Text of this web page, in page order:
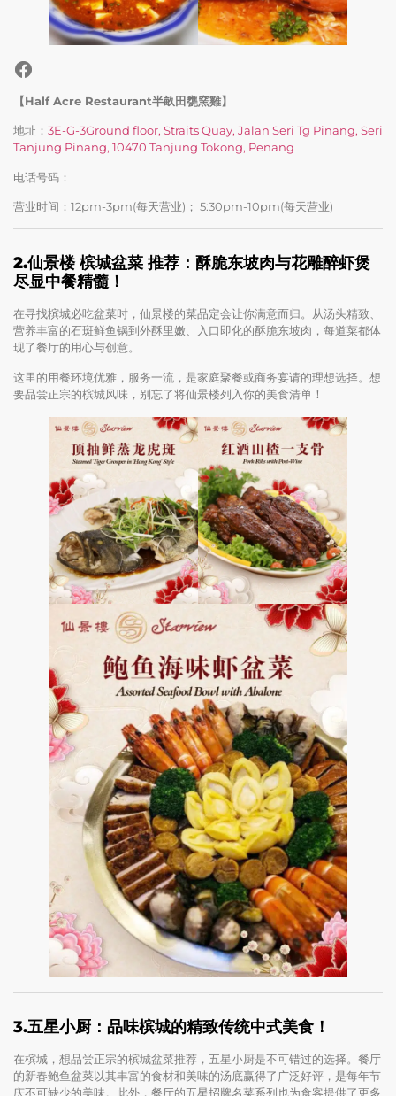
【Half Acre Restaurant半畝田甕窯雞】
地址： 3E-G-3Ground floor, Straits Quay, Jalan Seri Tg Pinang, Seri
Tanjung Pinang, 10470 Tanjung Tokong, Penang
电话号码：
营业时间：12pm-3pm(每天营业)； 5:30pm-10pm(每天营业)
2.仙景楼 槟城盆菜 推荐：酥脆东坡肉与花雕醉虾煲
尽显中餐精髓！
在寻找槟城必吃盆菜时，仙景楼的菜品定会让你满意而归。从汤头精致、
营养丰富的石斑鲜鱼锅到外酥里嫩、入口即化的酥脆东坡肉，每道菜都体
现了餐厅的用心与创意。
这里的用餐环境优雅，服务一流，是家庭聚餐或商务宴请的理想选择。想
要品尝正宗的槟城风味，别忘了将仙景楼列入你的美食清单！
3.五星小厨：品味槟城的精致传统中式美食！
在槟城，想品尝正宗的槟城盆菜推荐，五星小厨是不可错过的选择。餐厅
的新春鲍鱼盆菜以其丰富的食材和美味的汤底赢得了广泛好评，是每年节
庆不可缺少的美味。此外，餐厅的五星招牌名菜系列也为食客提供了更多